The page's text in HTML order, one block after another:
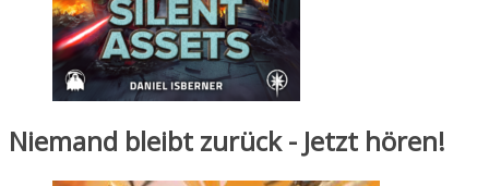
Niemand bleibt zurück - Jetzt hören!